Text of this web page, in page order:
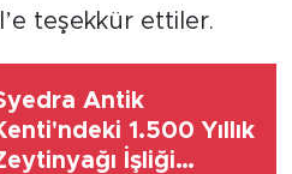
teşekkür ettiler.
Antik
1.500 Yıllık
İşliği